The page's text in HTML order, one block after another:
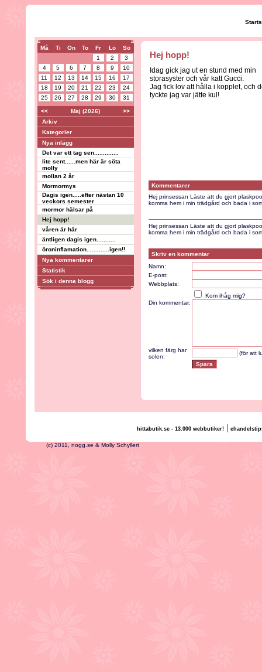
Må Ti On To Fr Lö
Sö
1
2
3
4
5 6 7 8 9
10
11
12 13 14 15 16
17
18
19 20 21 22 23
24
25
26 27 28 29 30 31
<< Maj (2026)
>>
Arkiv
Kategorier
Nya inlägg
Det var ett tag sen..............
lite sent......men här är söta
molly
mollan 2 år
Mormormys
Dagis igen.....efter nästan 10
veckors semester
mormor hälsar på
Hej hopp!
våren är här
äntligen dagis igen...........
öroninflamation.............igen!!
Nya kommentarer
Statistik
Sök i denna blogg
Hej hopp!
Idag gick jag ut en stund med min
storasyster och vår katt Gucci.
Jag fick lov att hålla i kopplet, och
tyckte jag var jätte kul!
Kommentarer
Hej prinsessan Läste att du gjort
komma hem i min trädgård och bada i
Hej prinsessan Läste att du gjort
komma hem i min trädgård och bada i
Skriv en kommentar
Namn:
E-post:
Webbplats:
Kom ihåg mig?
Din kommentar:
vilken färg har
solen:
(för att
hittabutik.se - 13.000 webbutiker!|
(c) 2011, nogg.se & Molly Schyllert